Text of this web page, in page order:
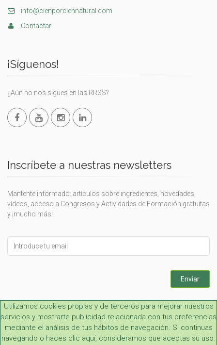
info@cienporciennatural.com
Contactar
¡Síguenos!
¿Aún no nos sigues en las RRSS?
Inscríbete a nuestras newsletters
Mantente informado: artículos sobre ingredientes, novedades,
vídeos, acceso a Congresos y Actividades de Formación gratuitas
y ¡mucho más!
this
field
Enviar
Utilizamos cookies propias y de terceros para mejorar nuestros
servicios y mostrarte publicidad relacionada con tus preferencias
mediante el análisis de tus hábitos de navegación. Si continuas
navegando o haces clic aquí, consideramos que aceptas su uso.